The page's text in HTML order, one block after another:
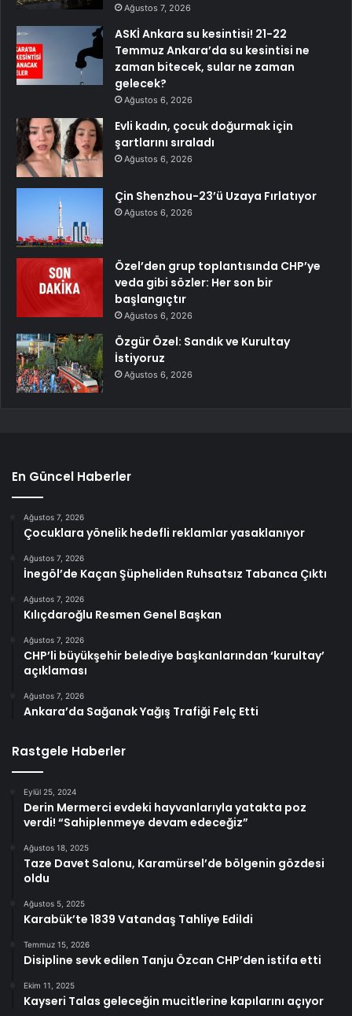
Ağustos 7, 2026
ASKİ Ankara su kesintisi! 21-22
Temmuz Ankara’da su kesintisi ne
zaman bitecek, sular ne zaman
gelecek?
Ağustos 6, 2026
Evli kadın, çocuk doğurmak için
şartlarını sıraladı
Ağustos 6, 2026
Çin Shenzhou-23’ü Uzaya Fırlatıyor
Ağustos 6, 2026
Özel’den grup toplantısında CHP’ye
veda gibi sözler: Her son bir
başlangıçtır
Ağustos 6, 2026
Özgür Özel: Sandık ve Kurultay
İstiyoruz
Ağustos 6, 2026
En Güncel Haberler
Ağustos 7, 2026
Çocuklara yönelik hedefli reklamlar yasaklanıyor
Ağustos 7, 2026
İnegöl’de Kaçan Şüpheliden Ruhsatsız Tabanca Çıktı
Ağustos 7, 2026
Kılıçdaroğlu Resmen Genel Başkan
Ağustos 7, 2026
CHP’li büyükşehir belediye başkanlarından ‘kurultay’
açıklaması
Ağustos 7, 2026
Ankara’da Sağanak Yağış Trafiği Felç Etti
Rastgele Haberler
Eylül 25, 2024
Derin Mermerci evdeki hayvanlarıyla yatakta poz
verdi! “Sahiplenmeye devam edeceğiz”
Ağustos 18, 2025
Taze Davet Salonu, Karamürsel’de bölgenin gözdesi
oldu
Ağustos 5, 2025
Karabük’te 1839 Vatandaş Tahliye Edildi
Temmuz 15, 2026
Disipline sevk edilen Tanju Özcan CHP’den istifa etti
Ekim 11, 2025
Kayseri Talas geleceğin mucitlerine kapılarını açıyor